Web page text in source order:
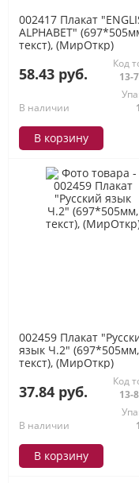
002417 Плакат
ALPHABET"
текст), (МирОткр)
58.43 руб.
Код
13-
В наличии
В корзину
002459 Плакат
язык Ч.2" (697*505мм,
текст), (МирОткр)
37.84 руб.
Код
13-
В наличии
В корзину